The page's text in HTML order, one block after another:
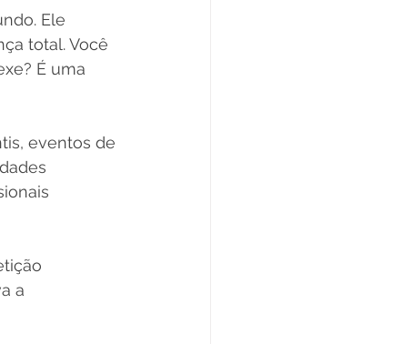
Ele
total. Você
É uma
eventos de
a